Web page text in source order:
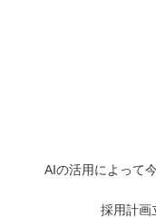
AIの活用によって
採用計画